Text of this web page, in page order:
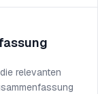
relevanten